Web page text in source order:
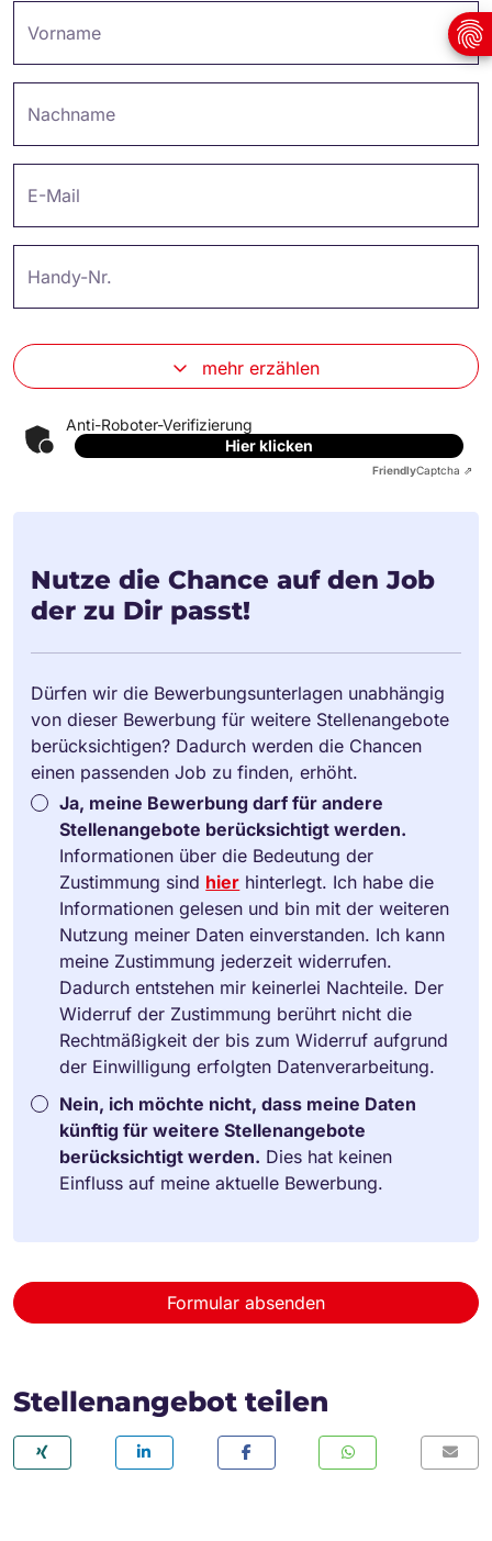
Vorname
Nachname
E-Mail
Handy-Nr.
mehr erzählen
Anti-Roboter-Verifizierung
Hier klicken
FriendlyCaptcha ⇗
Nutze die Chance auf den Job
der zu Dir passt!
Dürfen wir die Bewerbungsunterlagen unabhängig
von dieser Bewerbung für weitere Stellenangebote
berücksichtigen? Dadurch werden die Chancen
einen passenden Job zu finden, erhöht.
Ja, meine Bewerbung darf für andere
Stellenangebote berücksichtigt werden.
Informationen über die Bedeutung der
Zustimmung sind hier hinterlegt. Ich habe die
Informationen gelesen und bin mit der weiteren
Nutzung meiner Daten einverstanden. Ich kann
meine Zustimmung jederzeit widerrufen.
Dadurch entstehen mir keinerlei Nachteile. Der
Widerruf der Zustimmung berührt nicht die
Rechtmäßigkeit der bis zum Widerruf aufgrund
der Einwilligung erfolgten Datenverarbeitung.
Nein, ich möchte nicht, dass meine Daten
künftig für weitere Stellenangebote
berücksichtigt werden. Dies hat keinen
Einfluss auf meine aktuelle Bewerbung.
Formular absenden
Stellenangebot teilen